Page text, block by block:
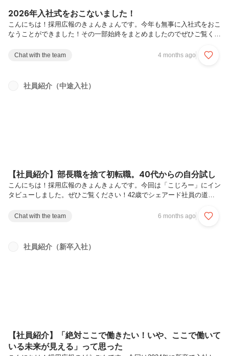
2026年入社式をおこないました！
こんにちは！採用広報のきょんきょんです。今年も無事に入社式をおこ
なうことができました！その一部始終をまとめましたのでぜひご覧くだ
2023.10月新卒入社・りんちゃん！ここ数年、入社式は人材採用部メン
しました。各本部に声がけし、HR本部（人材採用部）「どんちゃ
ん」、インソーシング事業本部「りんちゃん」、管理本部「ランナー」
Chat with the team 4 months ago
社員紹介（中途入社）
【社員紹介】部長職を捨て初転職。40代からの自分試し
こんにちは！採用広報のきょんきょんです。今回は「こじろー」にイン
タビューしました。ぜひご覧ください！42歳でシェアード社員の道へ
はい。2023年４月に中途で入社したこじろーです。18年間勤めた前職
勤められた会社へ入社するまでの経緯から教えていただけますか？大学
時代、先輩が立ち上げた街づくりの学生団体に参加したのがおもしろく
Chat with the team 6 months ago
社員紹介（新卒入社）
【社員紹介】「絶対ここで働きたい！いや、ここで働いて
いる未来が見える」って思った